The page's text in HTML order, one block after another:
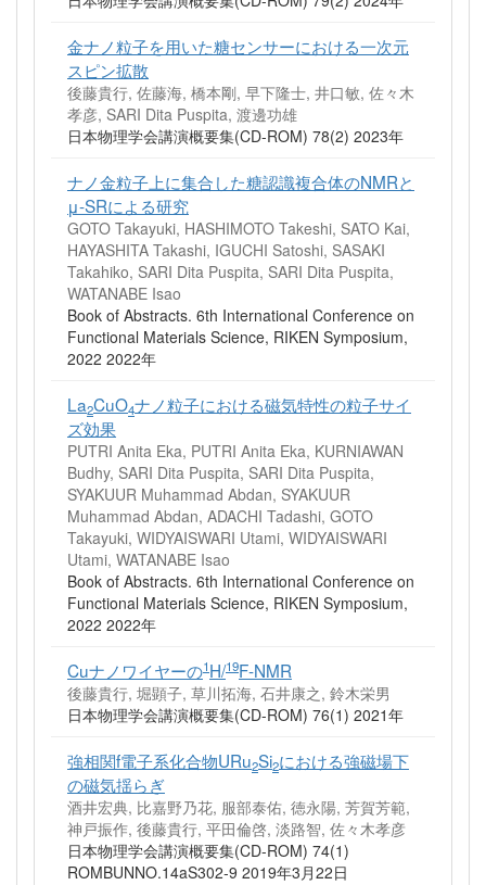
金ナノ粒子を用いた糖センサーにおける一次元
スピン拡散
後藤貴行, 佐藤海, 橋本剛, 早下隆士, 井口敏, 佐々木
孝彦, SARI Dita Puspita, 渡邊功雄
日本物理学会講演概要集(CD-ROM) 78(2) 2023年
ナノ金粒子上に集合した糖認識複合体のNMRと
μ-SRによる研究
GOTO Takayuki, HASHIMOTO Takeshi, SATO Kai,
HAYASHITA Takashi, IGUCHI Satoshi, SASAKI
Takahiko, SARI Dita Puspita, SARI Dita Puspita,
WATANABE Isao
Book of Abstracts. 6th International Conference on
Functional Materials Science, RIKEN Symposium,
2022 2022年
La2CuO4ナノ粒子における磁気特性の粒子サイ
ズ効果
PUTRI Anita Eka, PUTRI Anita Eka, KURNIAWAN
Budhy, SARI Dita Puspita, SARI Dita Puspita,
SYAKUUR Muhammad Abdan, SYAKUUR
Muhammad Abdan, ADACHI Tadashi, GOTO
Takayuki, WIDYAISWARI Utami, WIDYAISWARI
Utami, WATANABE Isao
Book of Abstracts. 6th International Conference on
Functional Materials Science, RIKEN Symposium,
2022 2022年
Cuナノワイヤーの1H/19F-NMR
後藤貴行, 堀顕子, 草川拓海, 石井康之, 鈴木栄男
日本物理学会講演概要集(CD-ROM) 76(1) 2021年
強相関f電子系化合物URu2Si2における強磁場下
の磁気揺らぎ
酒井宏典, 比嘉野乃花, 服部泰佑, 徳永陽, 芳賀芳範,
神戸振作, 後藤貴行, 平田倫啓, 淡路智, 佐々木孝彦
日本物理学会講演概要集(CD-ROM) 74(1)
ROMBUNNO.14aS302‐9 2019年3月22日